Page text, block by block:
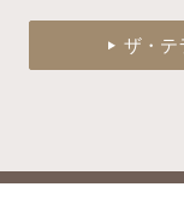
ザ・テ